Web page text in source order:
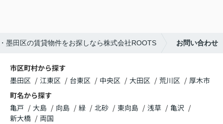
墨田区の賃貸物件をお探しなら株式会社ROOTS お問い合わせ
市区町村から探す
墨田区
江東区 台東区 中央区 大田区 荒川区
厚木市
町名から探す
亀戸
大島 向島 緑 北砂 東向島 浅草
亀沢
新大橋
両国